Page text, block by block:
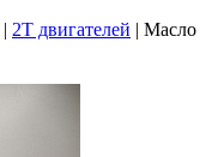
| 2Т двигателей | Масло